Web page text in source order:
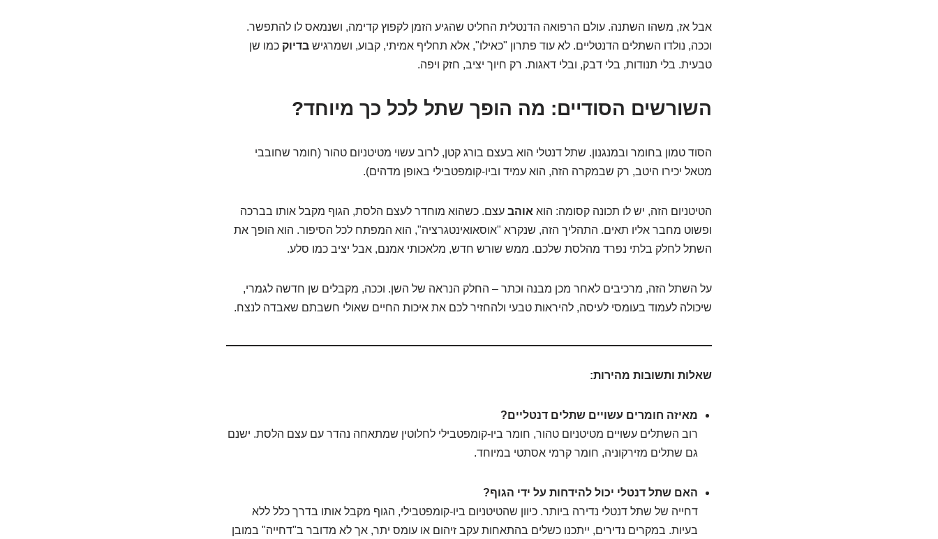
אבל אז, משהו השתנה. עולם הרפואה הדנטלית החליט שהגיע הזמן לקפוץ קדימה, ושנמאס לו להתפשר.
וככה, נולדו השתלים הדנטליים. לא עוד פתרון "כאילו", אלא תחליף אמיתי, קבוע, ושמרגישבדיוק כמו שן
טבעית. בלי תנודות, בלי דבק, ובלי דאגות. רק חיוך יציב, חזק ויפה.
השורשים הסודיים: מה הופך שתל לכל כך מיוחד?
הסוד טמון בחומר ובמנגנון. שתל דנטלי הוא בעצם בורג קטן, לרוב עשוי מטיטניום טהור (חומר שחובבי
מטאל יכירו היטב, רק שבמקרה הזה, הוא עמיד וביו-קומפטבילי באופן מדהים).
הטיטניום הזה, יש לו תכונה קסומה: הוא אוהב עצם. כשהוא מוחדר לעצם הלסת, הגוף מקבל אותו בברכה
ופשוט מחבר אליו תאים. התהליך הזה, שנקרא "אוסאואינטגרציה", הוא המפתח לכל הסיפור. הוא הופך את
השתל לחלק בלתי נפרד מהלסת שלכם. ממש שורש חדש, מלאכותי אמנם, אבל יציב כמו סלע.
על השתל הזה, מרכיבים לאחר מכן מבנה וכתר – החלק הנראה של השן. וככה, מקבלים שן חדשה לגמרי,
שיכולה לעמוד בעומסי לעיסה, להיראות טבעי ולהחזיר לכם את איכות החיים שאולי חשבתם שאבדה לנצח.
שאלות ותשובות מהירות:
מאיזה חומרים עשויים שתלים דנטליים?
רוב השתלים עשויים מטיטניום טהור, חומר ביו-קומפטבילי לחלוטין שמתאחה נהדר עם עצם הלסת. ישנם
גם שתלים מזירקוניה, חומר קרמי אסתטי במיוחד.
האם שתל דנטלי יכול להידחות על ידי הגוף?
דחייה של שתל דנטלי נדירה ביותר. כיוון שהטיטניום ביו-קומפטבילי, הגוף מקבל אותו בדרך כלל ללא
בעיות. במקרים נדירים, ייתכנו כשלים בהתאחות עקב זיהום או עומס יתר, אך לא מדובר ב"דחייה" במובן